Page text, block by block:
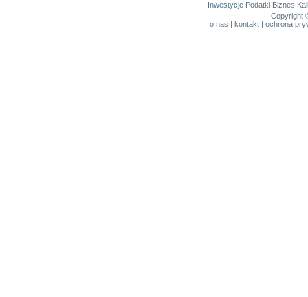
Inwestycje Podatki Biznes
Copyright
o nas | kontakt| ochrona